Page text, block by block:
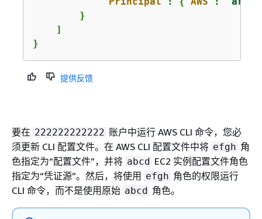
        }
    ]
}
提供反馈
要在 222222222222 账户中运行 AWS CLI 命令，您必
须更新 CLI 配置文件。在 AWS CLI 配置文件中将 efgh 角
色指定为“配置文件”，并将 abcd EC2 实例配置文件角色
指定为“凭证源”。然后，将使用 efgh 角色的权限运行
CLI 命令，而不是使用原始 abcd 角色。